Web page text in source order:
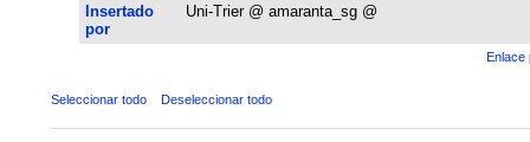
Insertado
por
Uni-Trier @ amaranta_sg @
Enlace
Seleccionar todo Deseleccionar todo